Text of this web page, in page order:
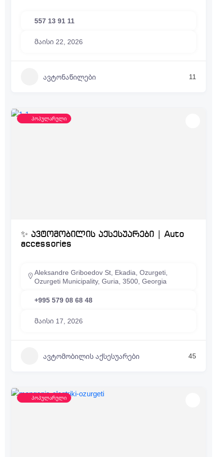
557 13 91 11
მაისი 22, 2026
ავტონაწილები 11
პოპულარული
✨ ავტომობილის აქსესუარები | Auto
accessories
Aleksandre Griboedov St, Ekadia, Ozurgeti,
Ozurgeti Municipality, Guria, 3500, Georgia
+995 579 08 68 48
მაისი 17, 2026
ავტომობილის აქსესუარები 45
პოპულარული